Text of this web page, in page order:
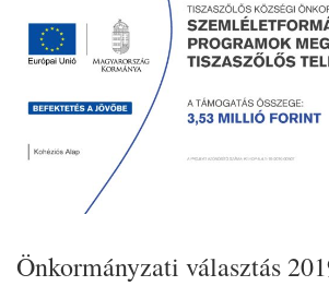
Önkormányzati választás